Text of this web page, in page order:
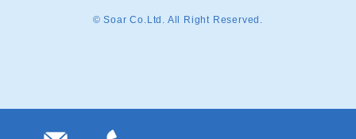
© Soar Co.Ltd. All Right Reserved.